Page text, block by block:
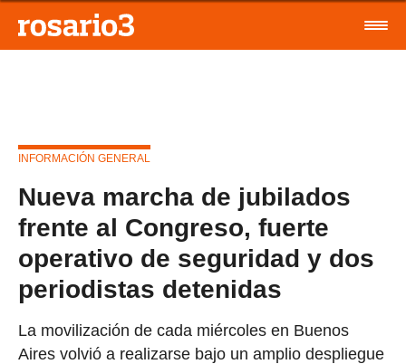
INFORMACIÓN GENERAL
Nueva marcha de jubilados
frente al Congreso, fuerte
operativo de seguridad y dos
periodistas detenidas
La movilización de cada miércoles en Buenos
Aires volvió a realizarse bajo un amplio despliegue